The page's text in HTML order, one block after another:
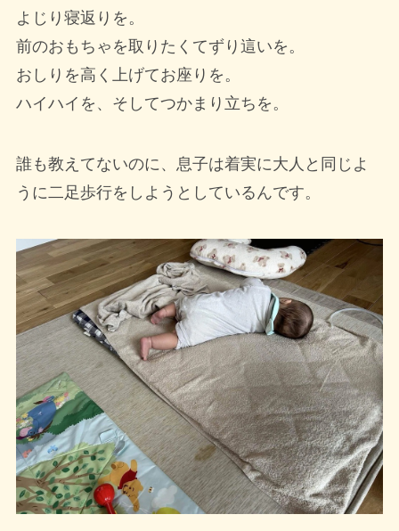
よじり寝返りを。
前のおもちゃを取りたくてずり這いを。
おしりを高く上げてお座りを。
ハイハイを、そしてつかまり立ちを。
誰も教えてないのに、息子は着実に大人と同じよ
うに二足歩行をしようとしているんです。